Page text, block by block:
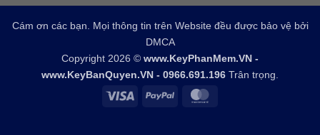
Cám ơn các bạn. Mọi thông tin trên Website đều được bảo vệ bởi
DMCA
Copyright 2026 © www.KeyPhanMem.VN -
www.KeyBanQuyen.VN - 0966.691.196 Trân trọng.
Visa
PayPal